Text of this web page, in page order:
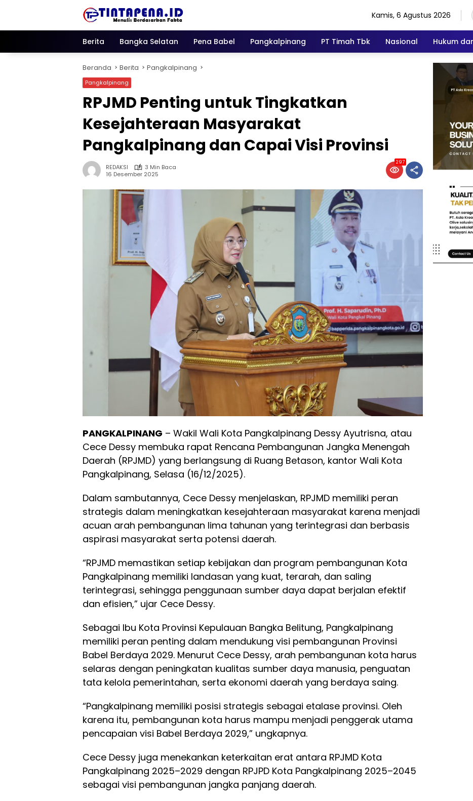
Kamis, 6 Agustus 2026
Berita Bangka Selatan Pena Babel Pangkalpinang PT Timah Tbk Nasional Hukum
Beranda Berita Pangkalpinang
Pangkalpinang
RPJMD Penting untuk Tingkatkan
Kesejahteraan Masyarakat
Pangkalpinang dan Capai Visi Provinsi
REDAKSI
3 Min Baca
16 Desember 2025
297
PANGKALPINANG – Wakil Wali Kota Pangkalpinang Dessy Ayutrisna, atau
Cece Dessy membuka rapat Rencana Pembangunan Jangka Menengah
Daerah (RPJMD) yang berlangsung di Ruang Betason, kantor Wali Kota
Pangkalpinang, Selasa (16/12/2025).
Dalam sambutannya, Cece Dessy menjelaskan, RPJMD memiliki peran
strategis dalam meningkatkan kesejahteraan masyarakat karena menjadi
acuan arah pembangunan lima tahunan yang terintegrasi dan berbasis
aspirasi masyarakat serta potensi daerah.
“RPJMD memastikan setiap kebijakan dan program pembangunan Kota
Pangkalpinang memiliki landasan yang kuat, terarah, dan saling
terintegrasi, sehingga penggunaan sumber daya dapat berjalan efektif
dan efisien,” ujar Cece Dessy.
Sebagai Ibu Kota Provinsi Kepulauan Bangka Belitung, Pangkalpinang
memiliki peran penting dalam mendukung visi pembangunan Provinsi
Babel Berdaya 2029. Menurut Cece Dessy, arah pembangunan kota harus
selaras dengan peningkatan kualitas sumber daya manusia, penguatan
tata kelola pemerintahan, serta ekonomi daerah yang berdaya saing.
“Pangkalpinang memiliki posisi strategis sebagai etalase provinsi. Oleh
karena itu, pembangunan kota harus mampu menjadi penggerak utama
pencapaian visi Babel Berdaya 2029,” ungkapnya.
Cece Dessy juga menekankan keterkaitan erat antara RPJMD Kota
Pangkalpinang 2025–2029 dengan RPJPD Kota Pangkalpinang 2025–2045
sebagai visi pembangunan jangka panjang daerah.